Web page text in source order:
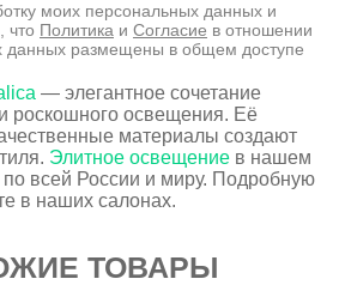
моих персональных данных и
что Политика и Согласие в отношении
данных размещены в общем доступе
— элегантное сочетание
роскошного освещения. Её
материалы создают
Элитное освещение в нашем
всей России и миру. Подробную
в наших салонах.
ТОВАРЫ